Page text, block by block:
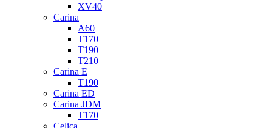
XV40
Carina
A60
T170
T190
T210
Carina E
T190
Carina ED
Carina JDM
T170
Celica